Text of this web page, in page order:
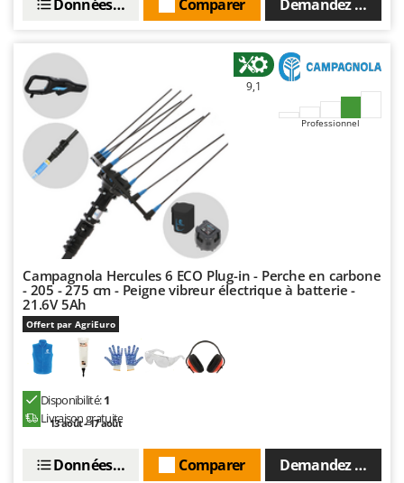
Demandez un
Comparer
Données techniques
9,1
Professionnel
Campagnola Hercules 6 ECO Plug-in - Perche en carbone
- 205 - 275 cm - Peigne vibreur électrique à batterie -
21.6V 5Ah
Offert par AgriEuro
Disponibilité:1
Livraison gratuite
13 août - 17 août
Demandez un
Comparer
Données techniques